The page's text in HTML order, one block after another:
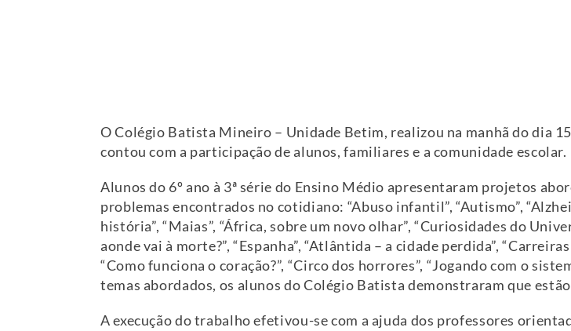
O Colégio Batista Mineiro – Unidade Betim, realizou na manhã do dia
contou com a participação de alunos, familiares e a comunidade escolar.
Alunos do 6º ano à 3ª série do Ensino Médio apresentaram projetos
problemas encontrados no cotidiano: “Abuso infantil”, “Autismo”,
história”, “Maias”, “África, sobre um novo olhar”, “Curiosidades do
aonde vai à morte?”, “Espanha”, “Atlântida – a cidade perdida”,
“Como funciona o coração?”, “Circo dos horrores”, “Jogando com o
temas abordados, os alunos do Colégio Batista demonstraram que
A execução do trabalho efetivou-se com a ajuda dos professores